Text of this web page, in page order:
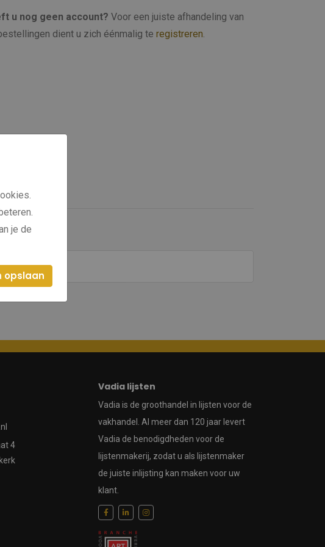
u nog geen account? Voor een juiste afhandeling van
dient u zich éénmalig te registreren.
4
Vadia lijsten
Vadia is de groothandel in lijsten voor de
vakhandel. Al meer dan 120 jaar levert
Vadia de benodigdheden voor de
lijstenmakerij, zodat u als lijstenmaker
de juiste inlijsting kan maken voor uw
klant.
je de
opslaan